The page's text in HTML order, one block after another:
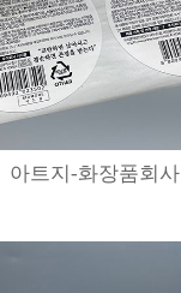
아트지-화장품회사